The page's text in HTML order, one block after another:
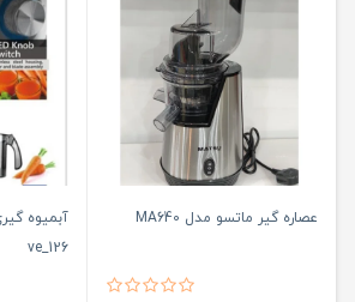
عصاره گیر ماتسو مدل MA640
آبمیوه
ve_126